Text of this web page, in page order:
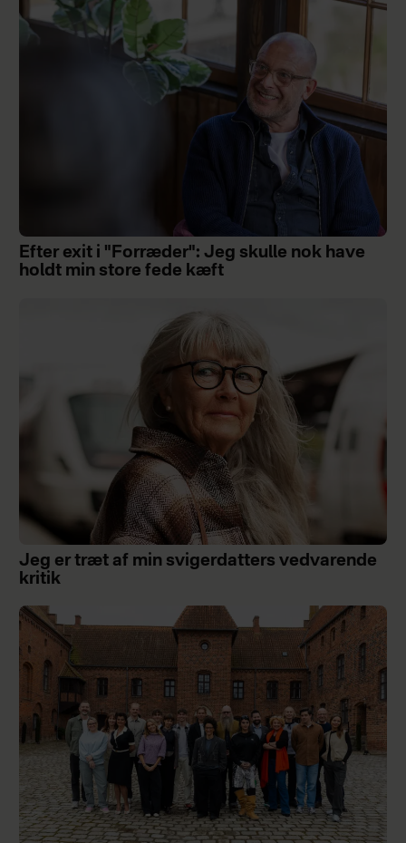
Efter exit i "Forræder": Jeg skulle nok have
holdt min store fede kæft
Jeg er træt af min svigerdatters vedvarende
kritik